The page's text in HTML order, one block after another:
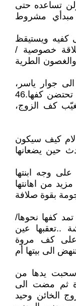
ولن تساعده حتى
اتفق مبدأي مشروط
كفيه ويستيقظ
العلاقة خصوصية /
الطرية
جوار ياسر،
فقط لتشعر أنّ في إمكانها أن تجد كفا تحتضن كفها.46
كف الزوج،
الام كيف سيكون
حين يضعانها
وجه ابنتها
من اهانتها
يد مروة ملجومة بقوة صلافة
كفها نحوها/
..تعقبها عين
على كف مروة
الى بيتها أم
يدها من
ثم مضت الى
الزوج الخائن وحيد